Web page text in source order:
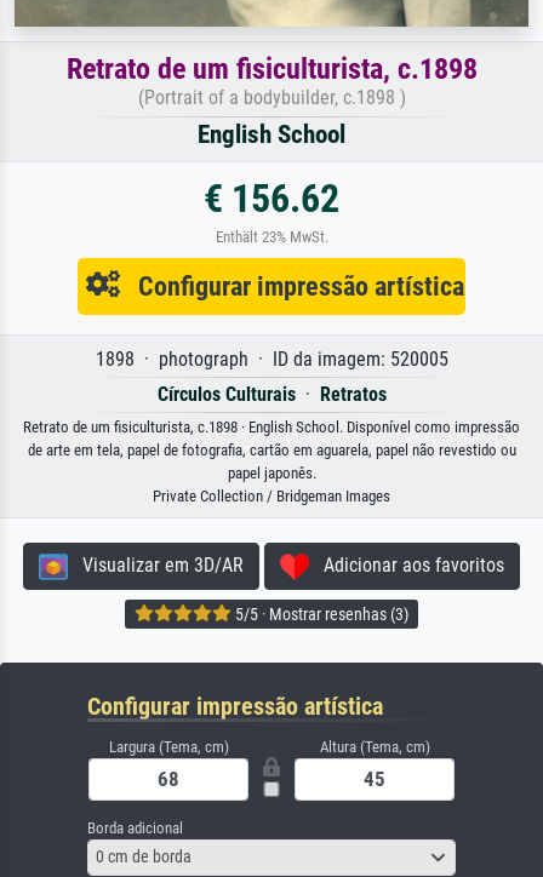
Retrato de um fisiculturista, c.1898
(Portrait of a bodybuilder, c.1898 )
English School
€ 156.62
Enthält 23% MwSt.
Configurar impressão artística
1898 · photograph · ID da imagem: 520005
Círculos Culturais· Retratos
Retrato de um fisiculturista, c.1898 · English School. Disponível como impressão
de arte em tela, papel de fotografia, cartão em aguarela, papel não revestido ou
papel japonês.
Private Collection / Bridgeman Images
Visualizar em 3D/AR Adicionar aos favoritos
5/5 · Mostrar resenhas (3)
Configurar impressão artística
Largura (Tema, cm) Altura (Tema, cm)
Borda adicional
0 cm de borda